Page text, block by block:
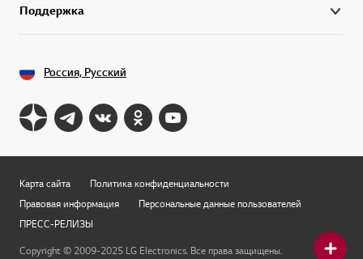
Поддержка
Россия, Русский
Карта сайта
Политика конфиденциальности
Правовая информация
Персональные данные пользователей
ПРЕСС-РЕЛИЗЫ
Copyright © 2009-2025 LG Electronics. Все права защищены.